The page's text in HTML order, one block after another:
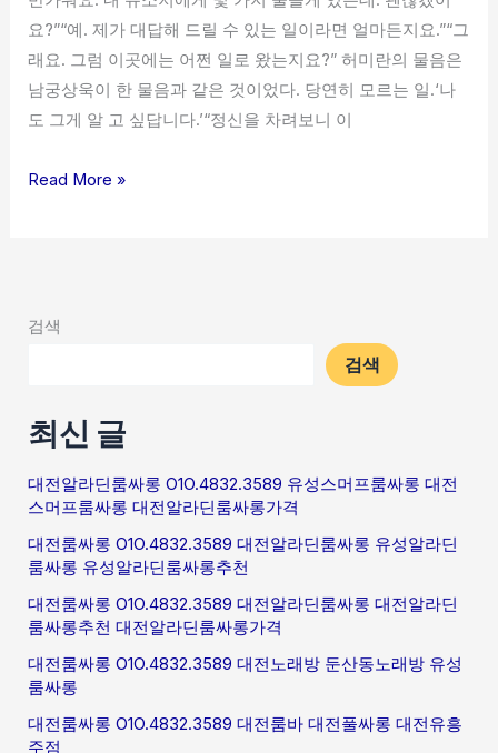
요?”“예. 제가 대답해 드릴 수 있는 일이라면 얼마든지요.”“그
래요. 그럼 이곳에는 어쩐 일로 왔는지요?” 허미란의 물음은
남궁상욱이 한 물음과 같은 것이었다. 당연히 모르는 일.‘나
도 그게 알 고 싶답니다.’“정신을 차려보니 이
Read More »
검색
검색
최신 글
대전알라딘룸싸롱 O1O.4832.3589 유성스머프룸싸롱 대전
스머프룸싸롱 대전알라딘룸싸롱가격
대전룸싸롱 O1O.4832.3589 대전알라딘룸싸롱 유성알라딘
룸싸롱 유성알라딘룸싸롱추천
대전룸싸롱 O1O.4832.3589 대전알라딘룸싸롱 대전알라딘
룸싸롱추천 대전알라딘룸싸롱가격
대전룸싸롱 O1O.4832.3589 대전노래방 둔산동노래방 유성
룸싸롱
대전룸싸롱 O1O.4832.3589 대전룸바 대전풀싸롱 대전유흥
주점